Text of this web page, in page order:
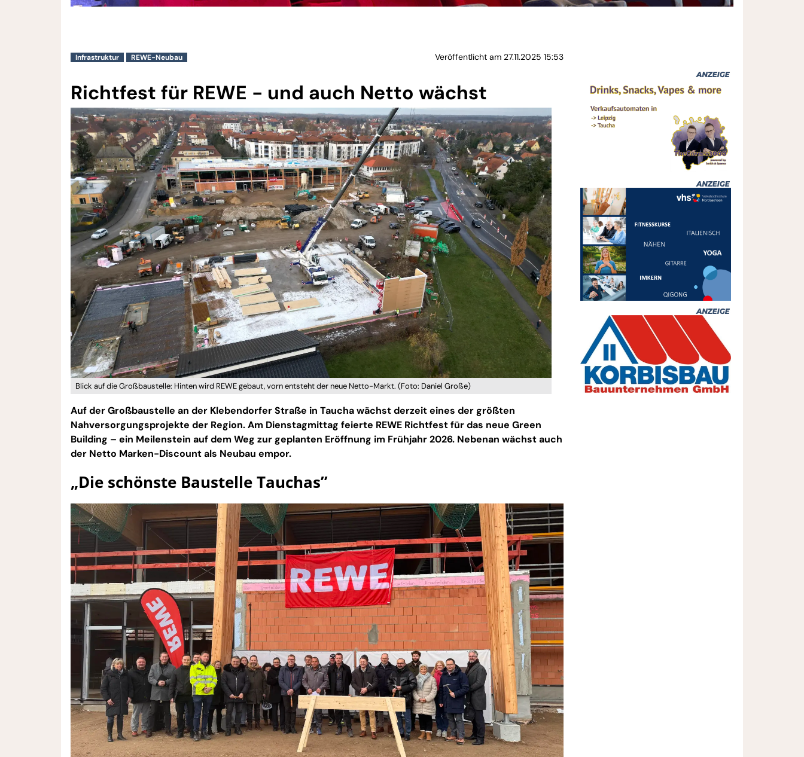
Infrastruktur REWE-Neubau Veröffentlicht am 27.11.2025 15:53
Richtfest für REWE - und auch Netto wächst
Blick auf die Großbaustelle: Hinten wird REWE gebaut, vorn entsteht der neue Netto-Markt. (Foto: Daniel Große)
Auf der Großbaustelle an der Klebendorfer Straße in Taucha wächst derzeit eines der größten
Nahversorgungsprojekte der Region. Am Dienstagmittag feierte REWE Richtfest für das neue Green
Building – ein Meilenstein auf dem Weg zur geplanten Eröffnung im Frühjahr 2026. Nebenan wächst auch
der Netto Marken-Discount als Neubau empor.
„Die schönste Baustelle Tauchas”